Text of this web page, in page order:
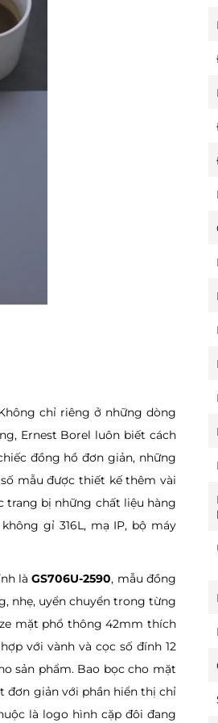
chỉ riêng ở những dòng
Ernest Borel luôn biết cách
đồng hồ đơn giản, những
mẫu được thiết kế thêm vài
trang bị những chất liệu hàng
gỉ 316L, mạ IP, bộ máy
là GS706U-2590, mẫu đồng
nhẹ, uyển chuyển trong từng
mặt phổ thông 42mm thích
với vành và cọc số đính 12
sản phẩm. Bao bọc cho mặt
đơn giản với phần hiển thị chỉ
là logo hình cặp đôi đang